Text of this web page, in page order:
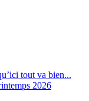
tout va bien...
2026